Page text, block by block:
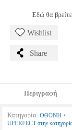
Εδώ θα βρείτε
Wishlist
Share
Περιγραφή
Κατηγορία: ΟΘΟΝΗ •
UPERFECT στην